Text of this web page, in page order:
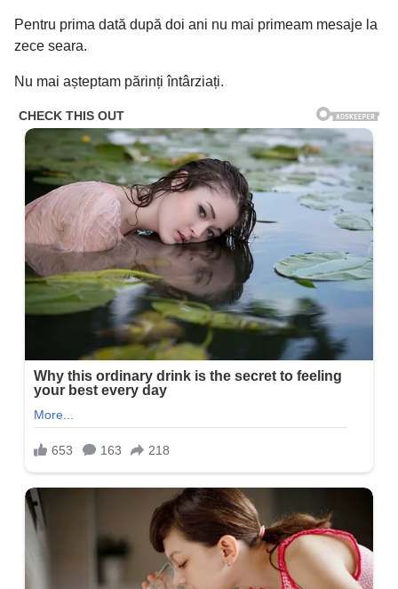
Pentru prima dată după doi ani nu mai primeam mesaje la
zece seara.
Nu mai așteptam părinți întârziați.